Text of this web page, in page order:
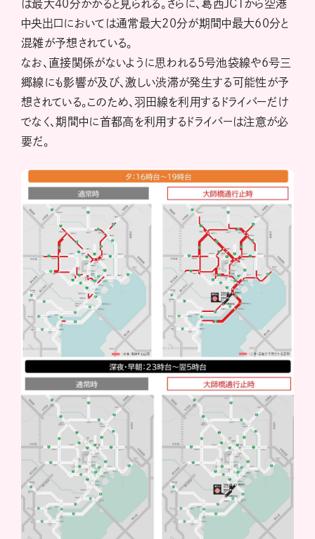
は最大40分かかると見られる。さらに、葛西JCTから空港
中央出口においては通常最大20分が期間中最大60分と
混雑が予想されている。
なお、直接関係がないように思われる5号池袋線や6号三
郷線にも影響が及び、激しい渋滞が発生する可能性が予
想されている。このため、羽田線を利用するドライバーだけ
でなく、期間中に首都高を利用するドライバーは注意が必
要だ。